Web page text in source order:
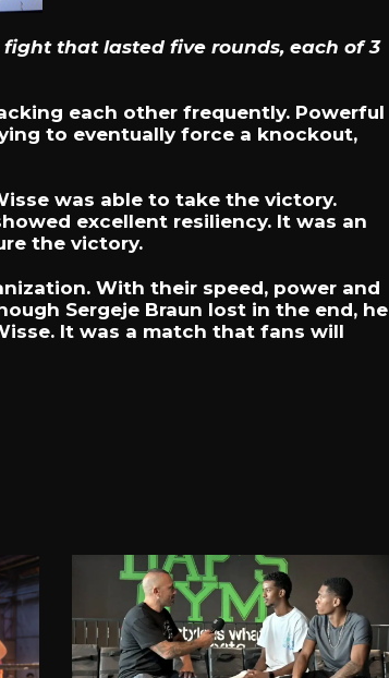
fight that lasted five rounds, each of 3
each other frequently. Powerful
to eventually force a knockout,
was able to take the victory.
excellent resiliency. It was an
the victory.
With their speed, power and
Sergeje Braun lost in the end, he
It was a match that fans will